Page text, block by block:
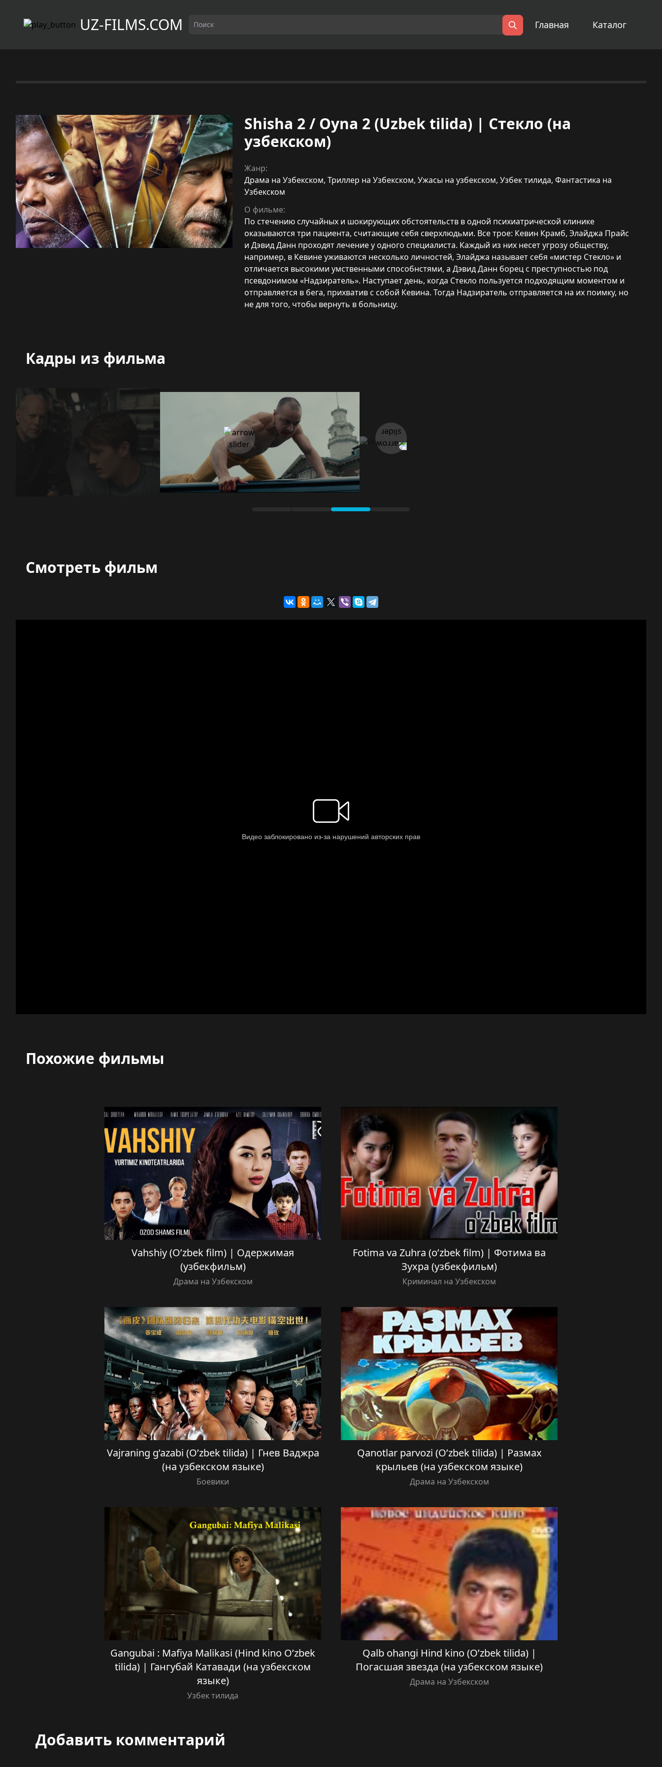
UZ-FILMS.COM Поиск
Главная Каталог
Shisha 2 / Oyna 2 (Uzbek tilida) | Стекло (на
узбекском)
Жанр:
Драма на Узбекском, Триллер на Узбекском, Ужасы на узбекском, Узбек тилида, Фантастика на
Узбекском
О фильме:
По стечению случайных и шокирующих обстоятельств в одной психиатрической клинике
оказываются три пациента, считающие себя сверхлюдьми. Все трое: Кевин Крамб, Элайджа Прайс
и Дэвид Данн проходят лечение у одного специалиста. Каждый из них несет угрозу обществу,
например, в Кевине уживаются несколько личностей, Элайджа называет себя «мистер Стекло» и
отличается высокими умственными способнстями, а Дэвид Данн борец с преступностью под
псевдонимом «Надзиратель». Наступает день, когда Стекло пользуется подходящим моментом и
отправляется в бега, прихватив с собой Кевина. Тогда Надзиратель отправляется на их поимку, но
не для того, чтобы вернуть в больницу.
Кадры из фильма
Смотреть фильм
Похожие фильмы
Vahshiy (O’zbek film) | Одержимая
(узбекфильм)
Драма на Узбекском
Fotima va Zuhra (o’zbek film) | Фотима ва
Зухра (узбекфильм)
Криминал на Узбекском
Vajraning g’azabi (O’zbek tilida) | Гнев Ваджра
(на узбекском языке)
Боевики
Qanotlar parvozi (O’zbek tilida) | Размах
крыльев (на узбекском языке)
Драма на Узбекском
Gangubai : Mafiya Malikasi (Hind kino O’zbek
tilida) | Гангубай Катавади (на узбекском
языке)
Узбек тилида
Qalb ohangi Hind kino (O’zbek tilida) |
Погасшая звезда (на узбекском языке)
Драма на Узбекском
Добавить комментарий